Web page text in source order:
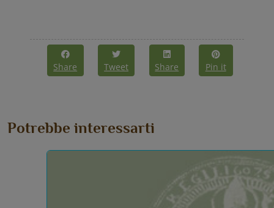
Share Tweet Share Pin it
Potrebbe interessarti